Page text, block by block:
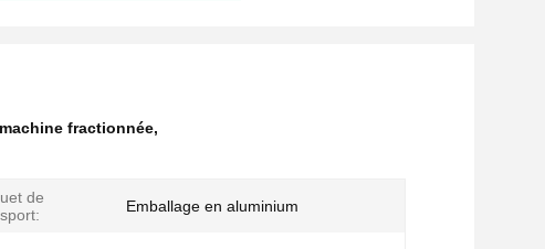
fractionnée,
de
Emballage en aluminium